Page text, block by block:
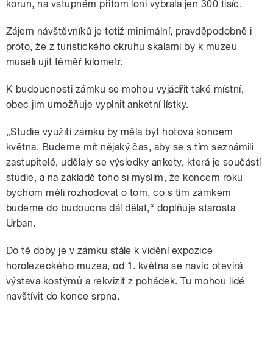
korun, na vstupném přitom loni vybrala jen 300 tisíc.
Zájem návštěvníků je totiž minimální, pravděpodobně i
proto, že z turistického okruhu skalami by k muzeu
museli ujít téměř kilometr.
K budoucnosti zámku se mohou vyjádřit také místní,
obec jim umožňuje vyplnit anketní lístky.
„Studie využití zámku by měla být hotová koncem
května. Budeme mít nějaký čas, aby se s tím seznámili
zastupitelé, udělaly se výsledky ankety, která je součástí
studie, a na základě toho si myslím, že koncem roku
bychom měli rozhodovat o tom, co s tím zámkem
budeme do budoucna dál dělat,“ doplňuje starosta
Urban.
Do té doby je v zámku stále k vidění expozice
horolezeckého muzea, od 1. května se navíc otevírá
výstava kostýmů a rekvizit z pohádek. Tu mohou lidé
navštívit do konce srpna.